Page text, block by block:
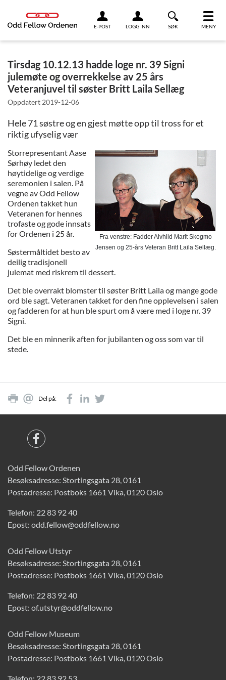
E-POST LOGG INN SØK MENY
Tirsdag 10.12.13 hadde loge nr. 39 Signi
julemøte og overrekkelse av 25 års
Veteranjuvel til søster Britt Laila Sellæg
Oppdatert 2019-12-06
Hele 71 søstre og en gjest møtte opp til tross for et
riktig ufyselig vær
Fra venstre: Fadder Alvhild Marit Skogmo
Jensen og 25-års Veteran Britt Laila Sellæg.
Storrepresentant Aase
Sørhøy ledet den
høytidelige og verdige
seremonien i salen. På
vegne av Odd Fellow
Ordenen takket hun
Veteranen for hennes
trofaste og gode innsats
for Ordenen i 25 år.
Søstermåltidet besto av
deilig tradisjonell
julemat med riskrem til dessert.
Det ble overrakt blomster til søster Britt Laila og mange gode
ord ble sagt. Veteranen takket for den fine opplevelsen i salen
og fadderen for at hun ble spurt om å være med i loge nr. 39
Signi.
Det ble en minnerik aften for jubilanten og oss som var til
stede.
Del på:
Odd Fellow Ordenen
Besøksadresse: Stortingsgata 28, 0161
Postadresse: Postboks 1661 Vika, 0120 Oslo
Telefon: 22 83 92 40
Epost: odd.fellow@oddfellow.no
Odd Fellow Utstyr
Besøksadresse: Stortingsgata 28, 0161
Postadresse: Postboks 1661 Vika, 0120 Oslo
Telefon: 22 83 92 40
Epost: of.utstyr@oddfellow.no
Odd Fellow Museum
Besøksadresse: Stortingsgata 28, 0161
Postadresse: Postboks 1661 Vika, 0120 Oslo
Telefon: 22 83 92 53